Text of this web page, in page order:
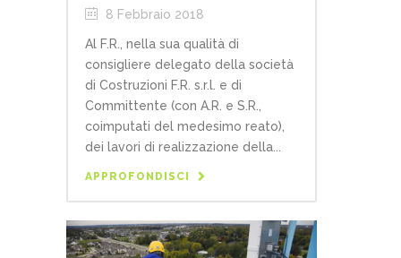
8 Febbraio 2018
Al F.R., nella sua qualità di
consigliere delegato della società
di Costruzioni F.R. s.r.l. e di
Committente (con A.R. e S.R.,
coimputati del medesimo reato),
dei lavori di realizzazione della...
APPROFONDISCI